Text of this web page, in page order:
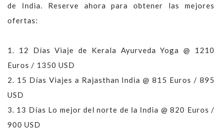
de India. Reserve ahora para obtener las mejores
ofertas:
1. 12 Días Viaje de Kerala Ayurveda Yoga @ 1210
Euros / 1350 USD
2. 15 Días Viajes a Rajasthan India @ 815 Euros / 895
USD
3. 13 Días Lo mejor del norte de la India @ 820 Euros /
900 USD